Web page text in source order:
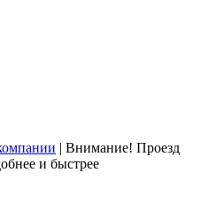
| Внимание! Проезд
и быстрее